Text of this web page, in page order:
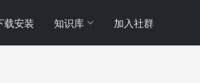
载安装 知识库 加入社群